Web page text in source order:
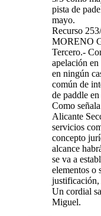
pista de
mayo.
Recurso
MORENO
Tercero.-
apelación en
en ningún
común de
de paddle
Como
Alicante
servicios
concepto
alcance
se va a
elementos o
justificación,
Un cordial
Miguel.